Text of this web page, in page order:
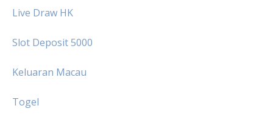
Live Draw HK
Slot Deposit 5000
Keluaran Macau
Togel